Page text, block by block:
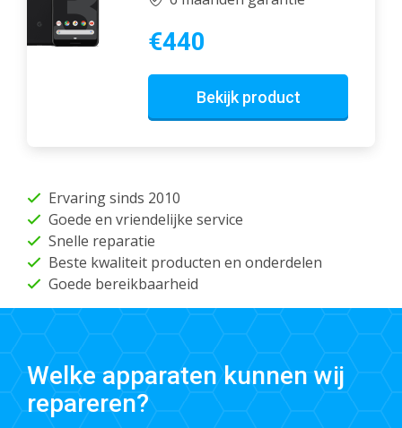
€440
Bekijk product
Ervaring sinds 2010
Goede en vriendelijke service
Snelle reparatie
Beste kwaliteit producten en onderdelen
Goede bereikbaarheid
Welke apparaten kunnen wij
repareren?